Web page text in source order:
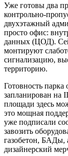
Уже готовы два
контрольно-
двухэтажный
просто офис:
данных (ЦОД).
монтируют
сигнализацию,
территорию.
Готовность
запланирован на
площади здесь
это мощная
уже подписали
завозить
газобетон, БАДы,
дизайнерский